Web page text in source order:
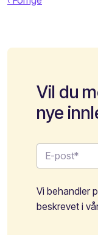
Vil du
nye
Vi behandler
beskrevet i